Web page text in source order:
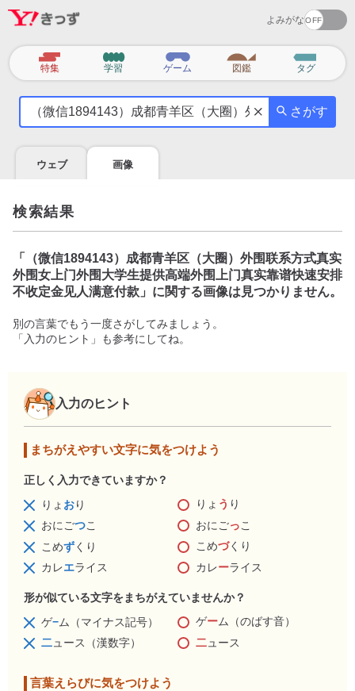
よみがな
カ
テ
特集 学習 ゲーム 図鑑 タグ
気
を
調
べ
よ
う
さがす
ウェブ 画像
検索結果
「
（微信1894143）成都青羊区（大圈）外围联系方式真实
外围女上门外围大学生提供高端外围上门真实靠谱快速安排
不收定金见人满意付款 」に関する画像は見つかりません。
別の言葉でもう一度さがしてみましょう。
「入力のヒント」も参考にしてね。
入力のヒント
まちがえやすい文字に気をつけよう
正しく入力できていますか？
りょ おり りょ う り
おにごつこ おにごっこ
こめずくり こめづくり
カレエライス カレーライス
形が似ている文字をまちがえていませんか？
ゲ−ム（マイナス記号） ゲーム（のばす音）
二ュース（漢数字） 二ュース
言葉えらびに気をつけよう